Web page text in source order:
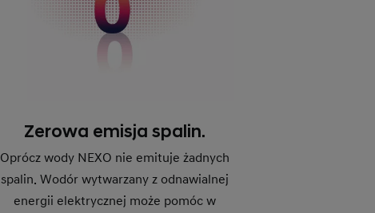
Zerowa emisja spalin.
Oprócz wody NEXO nie emituje żadnych
spalin. Wodór wytwarzany z odnawialnej
energii elektrycznej może pomóc w